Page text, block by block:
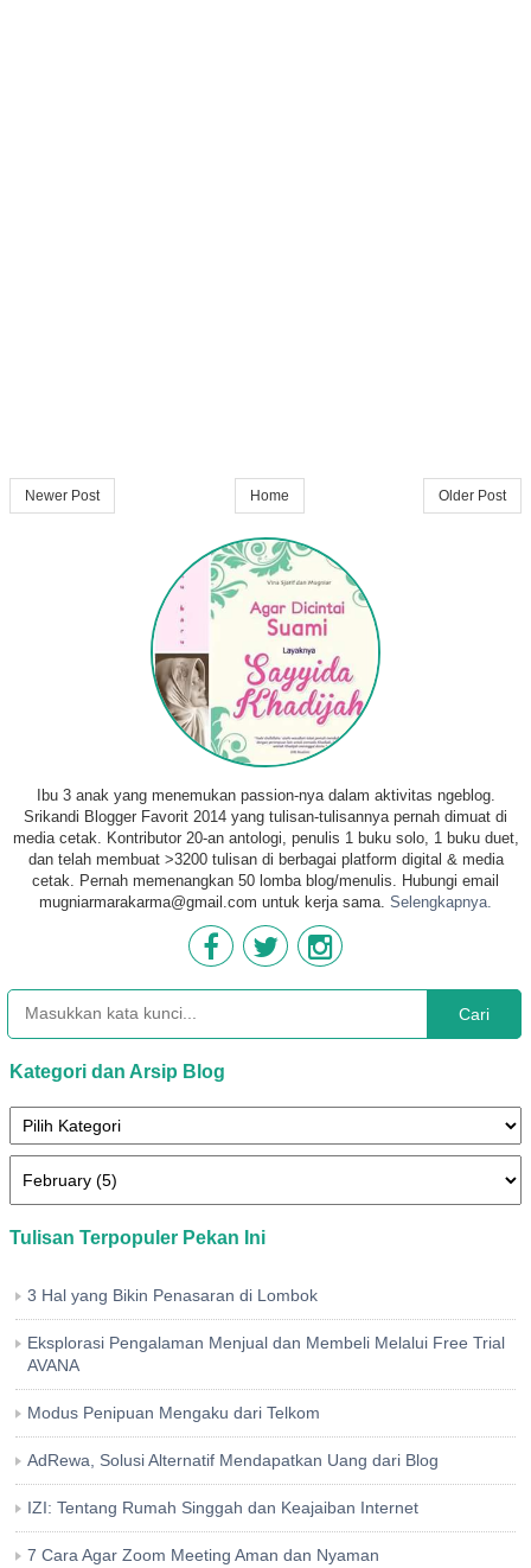
Newer Post Older Post
Home
Ibu 3 anak yang menemukan passion-nya dalam aktivitas ngeblog.
Srikandi Blogger Favorit 2014 yang tulisan-tulisannya pernah dimuat di
media cetak. Kontributor 20-an antologi, penulis 1 buku solo, 1 buku duet,
dan telah membuat >3200 tulisan di berbagai platform digital & media
cetak. Pernah memenangkan 50 lomba blog/menulis. Hubungi email
mugniarmarakarma@gmail.com untuk kerja sama. Selengkapnya.
Cari
Kategori dan Arsip Blog
Tulisan Terpopuler Pekan Ini
3 Hal yang Bikin Penasaran di Lombok
Eksplorasi Pengalaman Menjual dan Membeli Melalui Free Trial
AVANA
Modus Penipuan Mengaku dari Telkom
AdRewa, Solusi Alternatif Mendapatkan Uang dari Blog
IZI: Tentang Rumah Singgah dan Keajaiban Internet
7 Cara Agar Zoom Meeting Aman dan Nyaman